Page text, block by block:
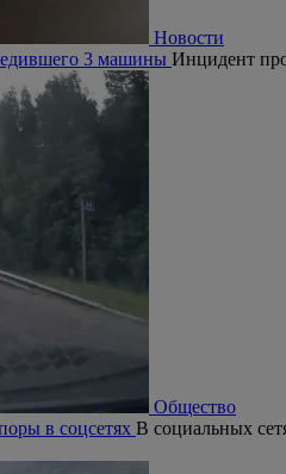
Новости
3 машины Инцидент
Общество
в соцсетях В социальных